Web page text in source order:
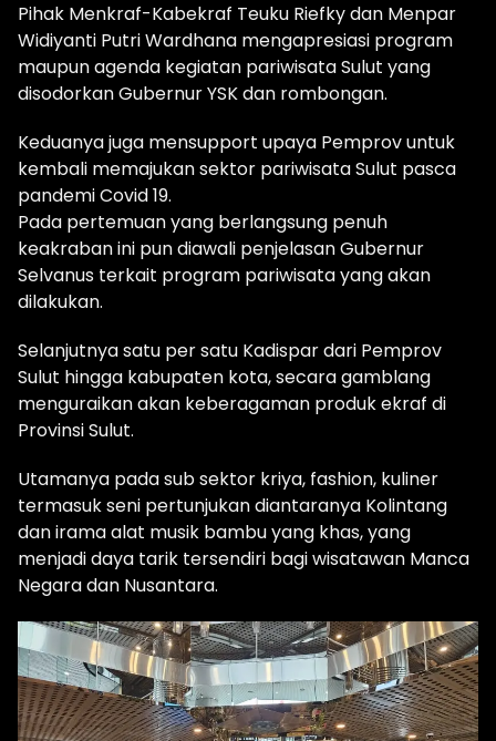
Pihak Menkraf-Kabekraf Teuku Riefky dan Menpar
Widiyanti Putri Wardhana mengapresiasi program
maupun agenda kegiatan pariwisata Sulut yang
disodorkan Gubernur YSK dan rombongan.
Keduanya juga mensupport upaya Pemprov untuk
kembali memajukan sektor pariwisata Sulut pasca
pandemi Covid 19.
Pada pertemuan yang berlangsung penuh
keakraban ini pun diawali penjelasan Gubernur
Selvanus terkait program pariwisata yang akan
dilakukan.
Selanjutnya satu per satu Kadispar dari Pemprov
Sulut hingga kabupaten kota, secara gamblang
menguraikan akan keberagaman produk ekraf di
Provinsi Sulut.
Utamanya pada sub sektor kriya, fashion, kuliner
termasuk seni pertunjukan diantaranya Kolintang
dan irama alat musik bambu yang khas, yang
menjadi daya tarik tersendiri bagi wisatawan Manca
Negara dan Nusantara.